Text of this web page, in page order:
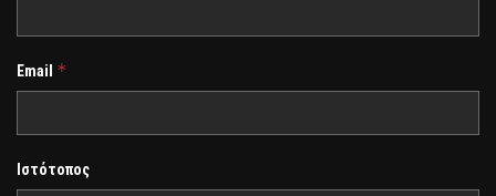
Email *
Ιστότοπος